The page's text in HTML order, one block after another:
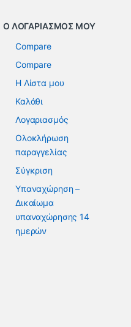
Ο ΛΟΓΑΡΙΑΣΜΟΣ ΜΟΥ
Compare
Compare
Η Λίστα μου
Καλάθι
Λογαριασμός
Ολοκλήρωση
παραγγελίας
Σύγκριση
Υπαναχώρηση –
Δικαίωμα
υπαναχώρησης 14
ημερών